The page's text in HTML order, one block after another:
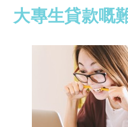
大專生貸款嘅